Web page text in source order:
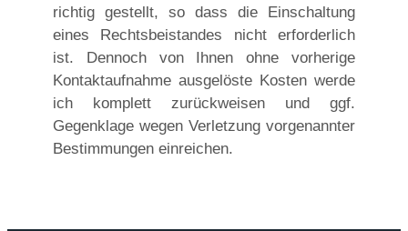
richtig gestellt, so dass die Einschaltung
eines Rechtsbeistandes nicht erforderlich
ist. Dennoch von Ihnen ohne vorherige
Kontaktaufnahme ausgelöste Kosten werde
ich komplett zurückweisen und ggf.
Gegenklage wegen Verletzung vorgenannter
Bestimmungen einreichen.